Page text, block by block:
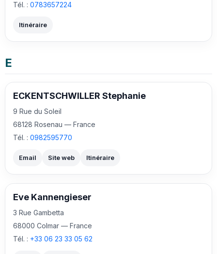
Tél. : 0783657224
Itinéraire
E
ECKENTSCHWILLER Stephanie
9 Rue du Soleil
68128 Rosenau — France
Tél. : 0982595770
Email Site web Itinéraire
Eve Kannengieser
3 Rue Gambetta
68000 Colmar — France
Tél. : +33 06 23 33 05 62